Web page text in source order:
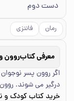
دست دوم
رمان فانتزی
معرفی کتابروون
اگر روون پسر
درگیر می شوند.
خرید کتاب کودک و